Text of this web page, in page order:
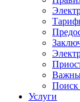
Поиск
Услуги